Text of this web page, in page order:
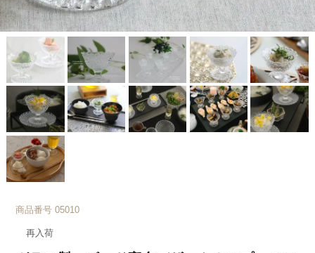
商品番号 05010
再入荷